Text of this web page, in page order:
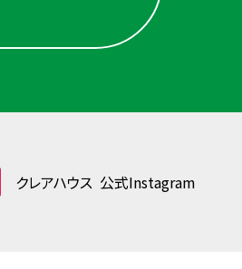
クレアハウス 公式Instagram